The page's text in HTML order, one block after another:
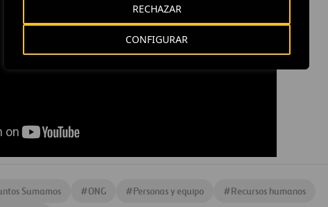
CONFIGURAR
RECHAZAR
Sumamos #ONG #Personas y equipo #Recursos humanos